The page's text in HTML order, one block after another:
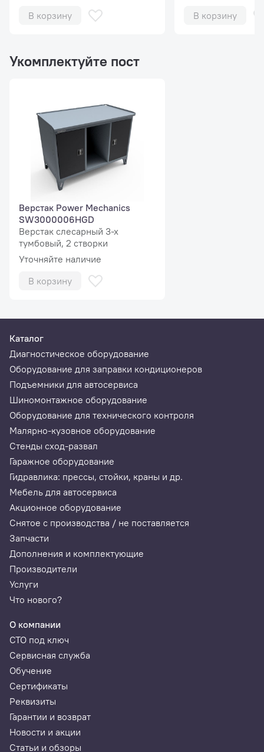
Дополнительные емкости с выдвижными ящиками для
Цветной монитор 21.5 дюймов для удобства работы
оператора, наглядного отображения всех процессов
работы настройки. а также, статистической
информации.
Технические характеристики
Диапазон измерений
неуравновешенной массы
дисбаланса, г
Пределы допускаемой
относительной погрешности
измерений
неуравновешенной массы
дисбаланса, г
М - измеряемая
Диапазон определения угла
установки корректирующей
Пределы допускаемой
абсолютной погрешности
определения угла установки
корректирующей массы, 0
Диаметр обода
балансируемого колеса, мм
Максимальный диаметр шины
В корзину
В корзину
Укомплектуйте пост
Верстак Power Mechanics
SW3000006HGD
Верстак слесарный 3-х
тумбовый, 2 створки
Уточняйте наличие
В корзину
Каталог
Диагностическое оборудование
Оборудование для заправки кондиционеров
Подъемники для автосервиса
Шиномонтажное оборудование
Оборудование для технического контроля
Малярно-кузовное оборудование
Стенды сход-развал
Гаражное оборудование
Гидравлика: прессы, стойки, краны и др.
Мебель для автосервиса
Акционное оборудование
Снятое с производства / не поставляется
Запчасти
Дополнения и комплектующие
Производители
Услуги
Что нового?
О компании
СТО под ключ
Сервисная служба
Обучение
Сертификаты
Реквизиты
Гарантии и возврат
Новости и акции
Статьи и обзоры